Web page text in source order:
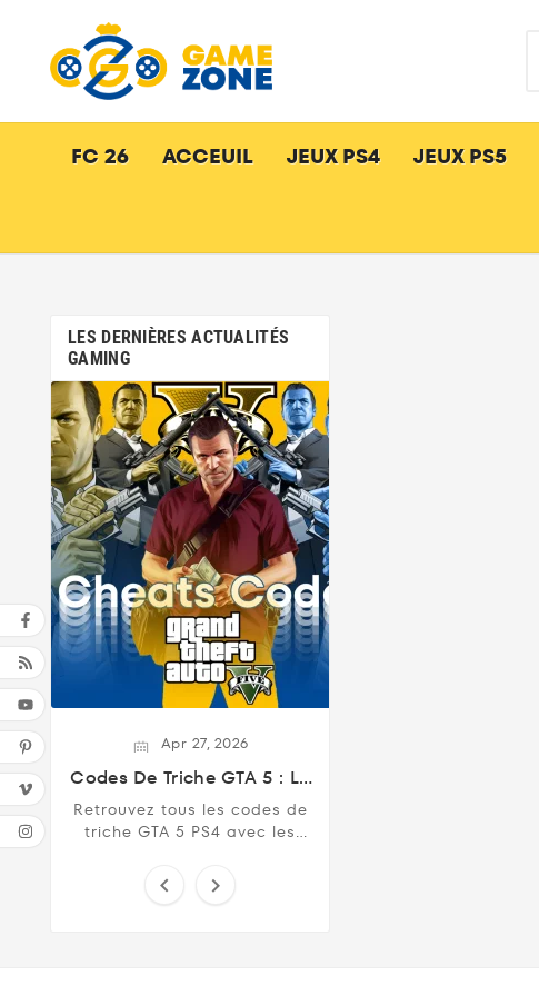
FC 26 ACCEUIL JEUX PS4 JEUX PS5
LES DERNIÈRES ACTUALITÉS
GAMING
Apr 27,2026
Codes De Triche GTA 5 : La
Codes Pour PS4
Retrouvez tous les codes de
triche GTA 5 PS4 avec les
pour débloquer armes,
véhicules, invincibilité, santé
 